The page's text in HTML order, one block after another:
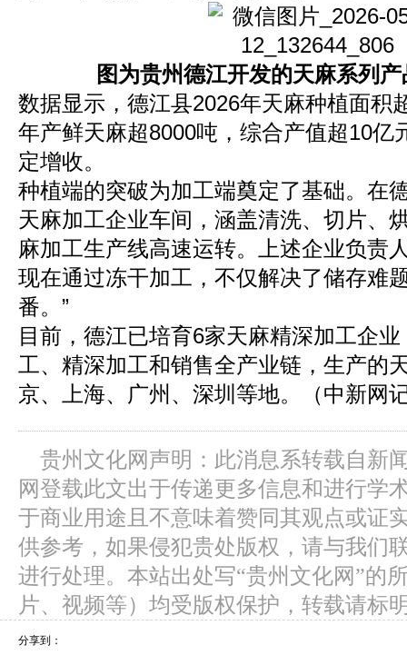
图为贵州德江开发的天麻系列
数据显示，德江县2026年天麻种植面积
年产鲜天麻超8000吨，综合产值超10亿
定增收。
种植端的突破为加工端奠定了基础。在
天麻加工企业车间，涵盖清洗、切片、
麻加工生产线高速运转。上述企业负责
现在通过冻干加工，不仅解决了储存难
番。”
目前，德江已培育6家天麻精深加工企
工、精深加工和销售全产业链，生产的
京、上海、广州、深圳等地。（中新网
贵州文化网声明：此消息系转载自新
网登载此文出于传递更多信息和进行学
于商业用途且不意味着赞同其观点或证
供参考，如果侵犯贵处版权，请与我们
进行处理。本站出处写“贵州文化网”的
片、视频等）均受版权保护，转载请标
分享到：